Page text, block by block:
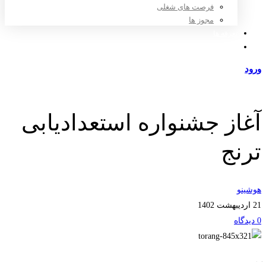
فرصت های شغلی
مجوز ها
ورود
آغاز جشنواره استعدادیابی
ترنج
هوشینو
21 اردیبهشت 1402
0 دیدگاه‌